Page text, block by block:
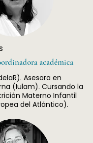
académica
Asesora en
(Iulam). Cursando la
Materno Infantil
del Atlántico).